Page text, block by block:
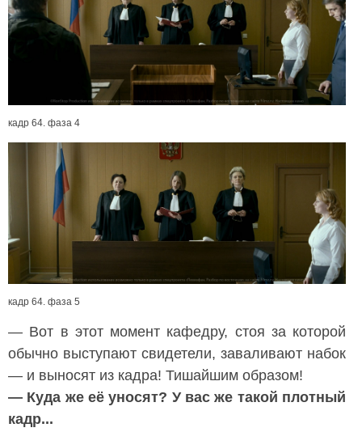
кадр 64. фаза 4
кадр 64. фаза 5
— Вот в этот момент кафедру, стоя за которой
обычно выступают свидетели, заваливают набок
— и выносят из кадра! Тишайшим образом!
— Куда же её уносят? У вас же такой плотный
кадр...